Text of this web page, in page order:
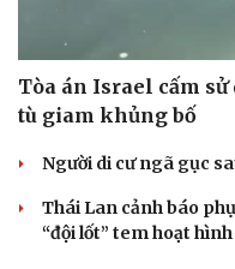
Tòa án Israel cấm sử
tù giam khủng bố
Người di cư ngã gục
Thái Lan cảnh báo
“đội lốt” tem hoạt hình